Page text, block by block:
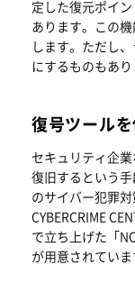
定した復元ポイ
あります。この
します。ただし
にするものもあり
復号ツール
セキュリティ企
復旧するという
のサイバー犯罪対
CYBERCRIME
で立ち上げた「
が用意されていま